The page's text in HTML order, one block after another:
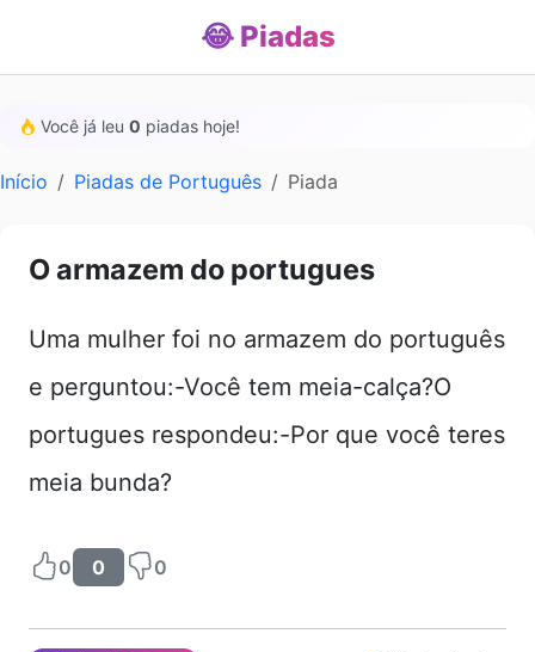
😂 Piadas
Você já leu 0 piadas hoje!
Início Piadas de Português Piada
O armazem do portugues
Uma mulher foi no armazem do português
e perguntou:-Você tem meia-calça?O
portugues respondeu:-Por que você teres
meia bunda?
0 0 0